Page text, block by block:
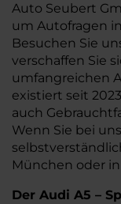
Auto Seubert
um Autofragen
Besuchen Sie
verschaffen Sie
umfangreichen
existiert seit
auch
Wenn Sie bei
München oder
Der Audi A5 –